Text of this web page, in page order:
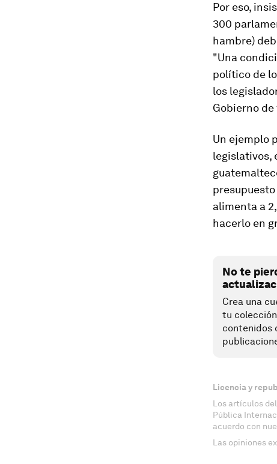
Por eso,
300
hambre)
"Una
político de
los
Gobierno
Un ejemplo
legislativos,
alimenta a
hacerlo en
No te
Crea una
tu
contenidos
Licencia y
Los artículos
Pública
acuerdo con
Las opiniones